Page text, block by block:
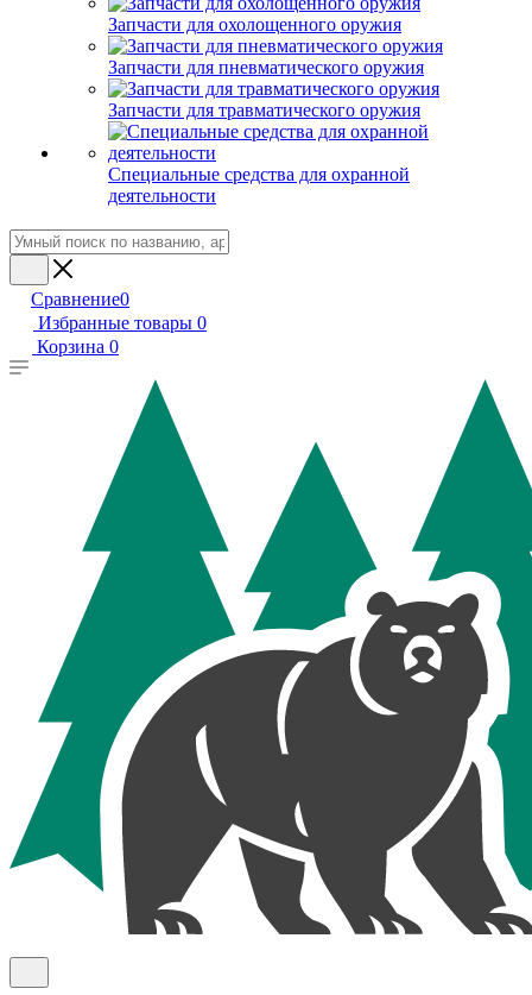
Запчасти для охолощенного оружия
Запчасти для пневматического оружия
Запчасти для травматического оружия
Специальные средства для охранной
деятельности
Сравнение0
Избранные товары 0
Корзина 0